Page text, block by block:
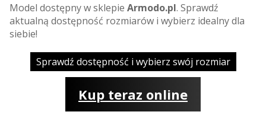
Model dostępny w sklepie Armodo.pl. Sprawdź
aktualną dostępność rozmiarów i wybierz idealny dla
siebie!
Sprawdź dostępność i wybierz swój rozmiar
Kup teraz online